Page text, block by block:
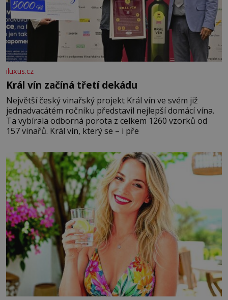
iluxus.cz
Král vín začíná třetí dekádu
Největší český vinařský projekt Král vín ve svém již
jednadvacátém ročníku představil nejlepší domácí vína.
Ta vybírala odborná porota z celkem 1260 vzorků od
157 vinařů. Král vín, který se – i pře